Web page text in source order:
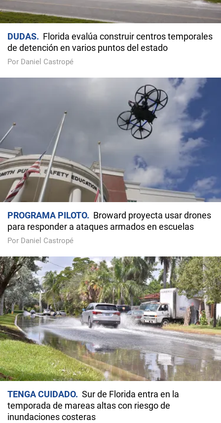
DUDAS
Florida evalúa construir centros temporales
de detención en varios puntos del estado
Por Daniel Castropé
PROGRAMA PILOTO
Broward proyecta usar drones
para responder a ataques armados en escuelas
Por Daniel Castropé
TENGA CUIDADO
Sur de Florida entra en la
temporada de mareas altas con riesgo de
inundaciones costeras